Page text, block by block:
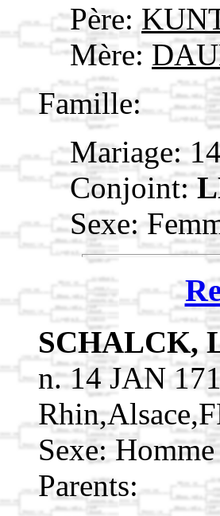
Père:
Mère:
Famille:
Mariage:
Conjoint:
Sexe:
SCHALCK,
n. 14 JAN
Sexe: Homme
Parents: